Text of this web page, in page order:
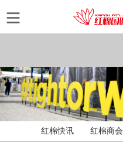
红棉快讯 红棉商会